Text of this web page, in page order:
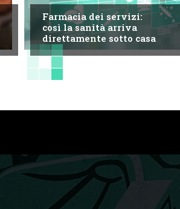
Farmacia dei servizi:
così la sanità arriva
direttamente sotto casa